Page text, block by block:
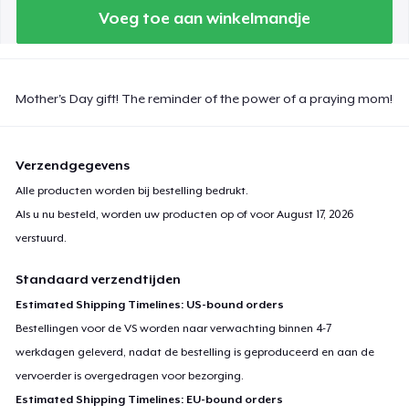
Voeg toe aan winkelmandje
Mother's Day gift! The reminder of the power of a praying mom!
Verzendgegevens
Alle producten worden bij bestelling bedrukt.
Als u nu besteld, worden uw producten op of voorAugust 17, 2026
verstuurd.
Standaard verzendtijden
Estimated Shipping Timelines: US-bound orders
Bestellingen voor de VS worden naar verwachting binnen 4-7
werkdagen geleverd, nadat de bestelling is geproduceerd en aan de
vervoerder is overgedragen voor bezorging.
Estimated Shipping Timelines: EU-bound orders